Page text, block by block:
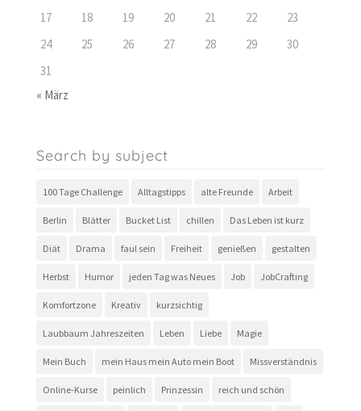
17
18 19 20 21 22
23
24
25 26 27 28 29
30
31
« März
Search by subject
100 Tage Challenge Alltagstipps alte Freunde Arbeit
Berlin Blätter Bucket List chillen Das Leben ist kurz
Diät Drama faul sein Freiheit genießen gestalten
Herbst Humor jeden Tag was Neues Job JobCrafting
Komfortzone Kreativ kurzsichtig
Laubbaum Jahreszeiten Leben Liebe Magie
Mein Buch mein Haus mein Auto mein Boot Missverständnis
Online-Kurse peinlich Prinzessin reich und schön